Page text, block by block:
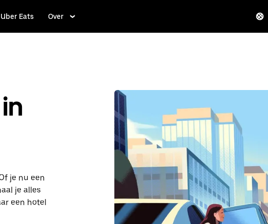
Uber Eats Over
je nu een
je alles
een hotel